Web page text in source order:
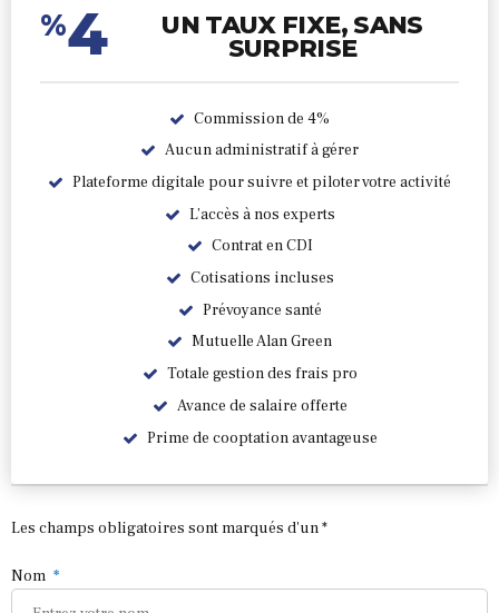
%4
UN TAUX FIXE, SANS
SURPRISE
Commission de 4%
Aucun administratif à gérer
Plateforme digitale pour suivre et piloter votre activité
L’accès à nos experts
Contrat en CDI
Cotisations incluses
Prévoyance santé
Mutuelle Alan Green
Totale gestion des frais pro
Avance de salaire offerte
Prime de cooptation avantageuse
Les champs obligatoires sont marqués d'un *
Nom